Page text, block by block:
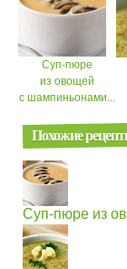
Суп-пюре
из овощей
с шампиньонами...
Похожие
Суп-пюре из